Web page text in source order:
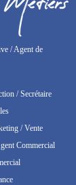
/ Agent de
/ Secrétaire
/ Vente
Commercial